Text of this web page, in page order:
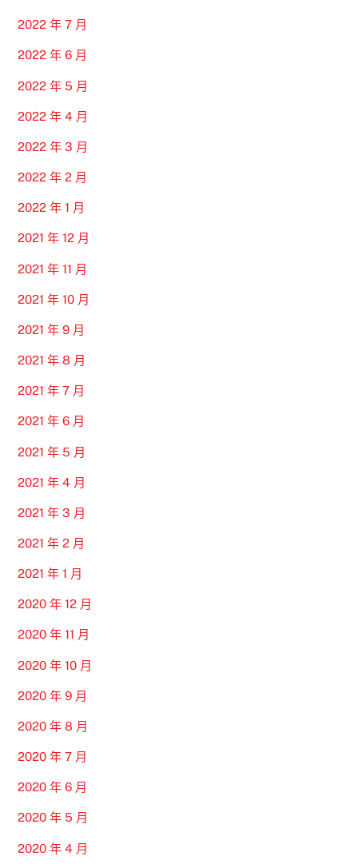
2022 年 7 月
2022 年 6 月
2022 年 5 月
2022 年 4 月
2022 年 3 月
2022 年 2 月
2022 年 1 月
2021 年 12 月
2021 年 11 月
2021 年 10 月
2021 年 9 月
2021 年 8 月
2021 年 7 月
2021 年 6 月
2021 年 5 月
2021 年 4 月
2021 年 3 月
2021 年 2 月
2021 年 1 月
2020 年 12 月
2020 年 11 月
2020 年 10 月
2020 年 9 月
2020 年 8 月
2020 年 7 月
2020 年 6 月
2020 年 5 月
2020 年 4 月